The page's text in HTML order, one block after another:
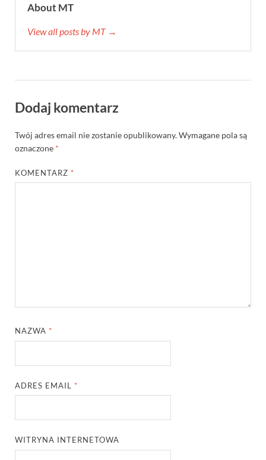
About MT
View all posts by MT →
Dodaj komentarz
Twój adres email nie zostanie opublikowany.Wymagane pola są
oznaczone *
KOMENTARZ *
NAZWA *
ADRES EMAIL *
WITRYNA INTERNETOWA